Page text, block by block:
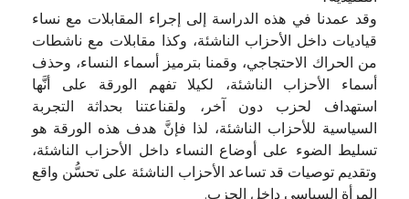
وقد عمدنا في هذه الدراسة إلى إجراء المقابلات مع نساء
قياديات داخل الأحزاب الناشئة، وكذا مقابلات مع ناشطات
من الحراك الاحتجاجي، وقمنا بترميز أسماء النساء، وحذف
أسماء الأحزاب الناشئة، لكيلا تفهم الورقة على أنَّها
استهداف لحزب دون آخر، ولقناعتنا بحداثة التجربة
السياسية للأحزاب الناشئة، لذا فإنَّ هدف هذه الورقة هو
تسليط الضوء على أوضاع النساء داخل الأحزاب الناشئة،
وتقديم توصيات قد تساعد الأحزاب الناشئة على تحسُّن واقع